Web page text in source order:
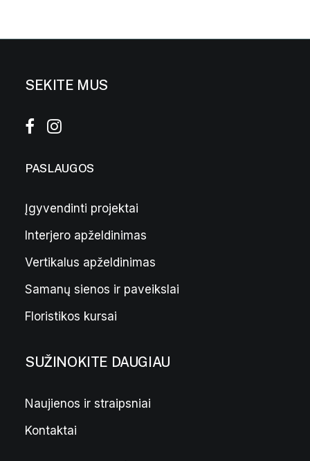
Pilkas vazonas „Bordo” L
SEKITE MUS
PASLAUGOS
Įgyvendinti projektai
Interjero apželdinimas
Vertikalus apželdinimas
Samanų sienos ir paveikslai
Floristikos kursai
SUŽINOKITE DAUGIAU
Naujienos ir straipsniai
Kontaktai